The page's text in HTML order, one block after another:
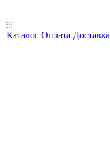
Каталог Оплата Доставка